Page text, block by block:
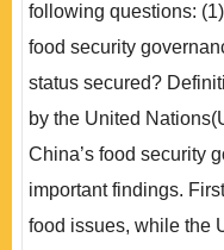
following questions:
food security
status secured?
by the United
China’s food security
important findings.
food issues, while the